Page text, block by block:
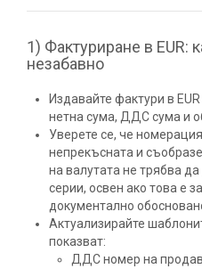
1) Фактуриране в EUR:
незабавно
Издавайте фактури в
нетна сума, ДДС сума и
Уверете се, че
непрекъсната и
на валутата не трябва
серии, освен ако това е
документално
Актуализирайте
показват:
ДДС номер на